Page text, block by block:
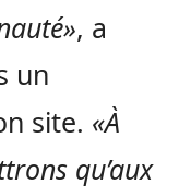
, a
un
site. «À
qu’aux